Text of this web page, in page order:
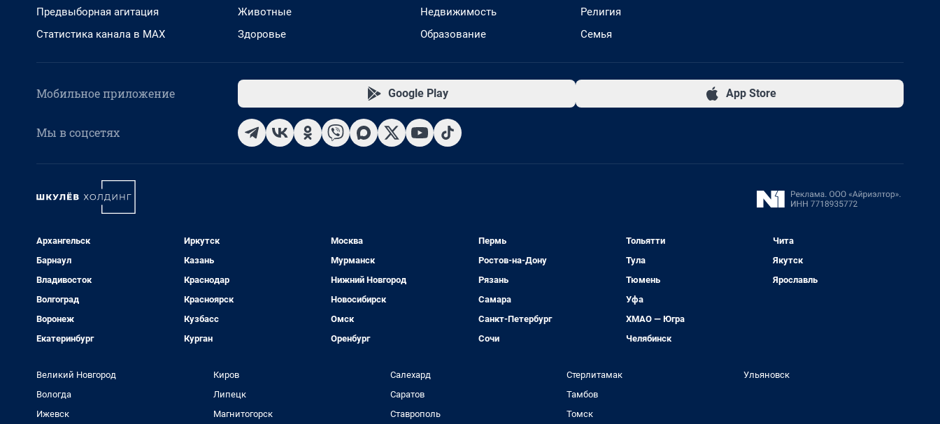
Предвыборная агитация
Статистика канала в MAX
Животные
Здоровье
Недвижимость
Образование
Религия
Семья
Мобильное приложение Google Play App Store
Мы в соцсетях
Архангельск
Барнаул
Владивосток
Волгоград
Воронеж
Екатеринбург
Иркутск
Казань
Краснодар
Красноярск
Кузбасс
Курган
Москва
Мурманск
Нижний Новгород
Новосибирск
Омск
Оренбург
Пермь
Ростов-на-Дону
Рязань
Самара
Санкт-Петербург
Сочи
Тольятти
Тула
Тюмень
Уфа
ХМАО — Югра
Челябинск
Чита
Якутск
Ярославль
Великий Новгород
Вологда
Ижевск
Киров
Липецк
Магнитогорск
Салехард
Саратов
Ставрополь
Стерлитамак
Тамбов
Томск
Ульяновск